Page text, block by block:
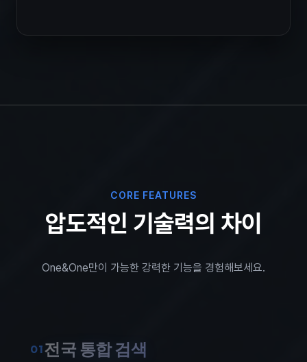
CORE FEATURES
압도적인 기술력의 차이
One&One만이 가능한 강력한 기능을 경험해보세요.
01전국 통합 검색